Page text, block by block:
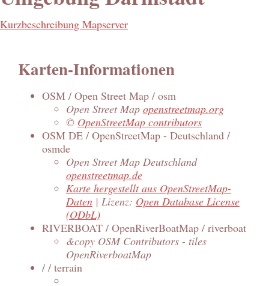
Kurzbeschreibung Mapserver
Karten-Informationen
OSM / Open Street Map / osm
Open Street Map openstreetmap.org
© OpenStreetMap contributors
OSM DE / OpenStreetMap - Deutschland /
osmde
Open Street Map Deutschland
openstreetmap.de
Karte hergestellt aus OpenStreetMap-
Daten | Lizenz: Open Database License
(ODbL)
RIVERBOAT / OpenRiverBoatMap / riverboat
&copy OSM Contributors - tiles
OpenRiverboatMap
/ / terrain